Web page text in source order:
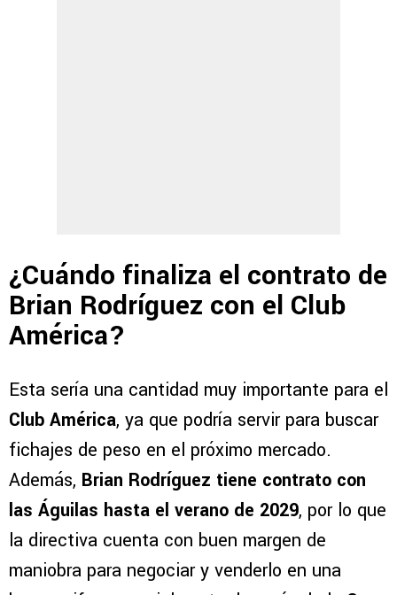
¿Cuándo finaliza el contrato de
Brian Rodríguez con el Club
América?
Esta sería una cantidad muy importante para el
Club América, ya que podría servir para buscar
fichajes de peso en el próximo mercado.
Además, Brian Rodríguez tiene contrato con
las Águilas hasta el verano de 2029, por lo que
la directiva cuenta con buen margen de
maniobra para negociar y venderlo en una